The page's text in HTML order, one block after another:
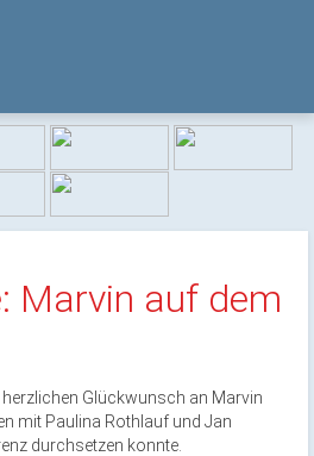
Marvin auf dem
Glückwunsch an Marvin
mit Paulina Rothlauf und Jan
durchsetzen konnte.